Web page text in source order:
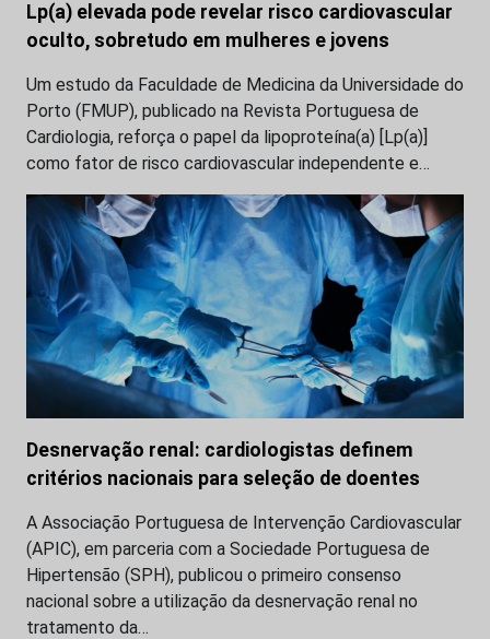
Lp(a) elevada pode revelar risco cardiovascular
oculto, sobretudo em mulheres e jovens
Um estudo da Faculdade de Medicina da Universidade do
Porto (FMUP), publicado na Revista Portuguesa de
Cardiologia, reforça o papel da lipoproteína(a) [Lp(a)]
como fator de risco cardiovascular independente e…
Desnervação renal: cardiologistas definem
critérios nacionais para seleção de doentes
A Associação Portuguesa de Intervenção Cardiovascular
(APIC), em parceria com a Sociedade Portuguesa de
Hipertensão (SPH), publicou o primeiro consenso
nacional sobre a utilização da desnervação renal no
tratamento da…